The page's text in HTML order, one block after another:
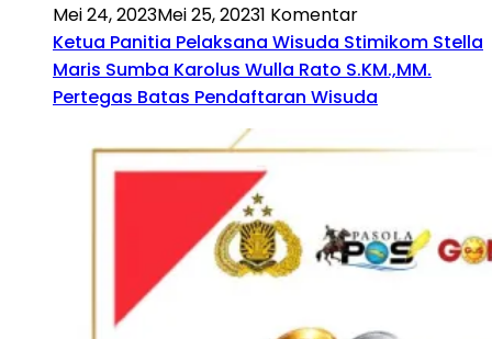
Mei 24, 2023Mei 25, 20231 Komentar
Ketua Panitia Pelaksana Wisuda Stimikom Stella
Maris Sumba Karolus Wulla Rato S.KM.,MM.
Pertegas Batas Pendaftaran Wisuda